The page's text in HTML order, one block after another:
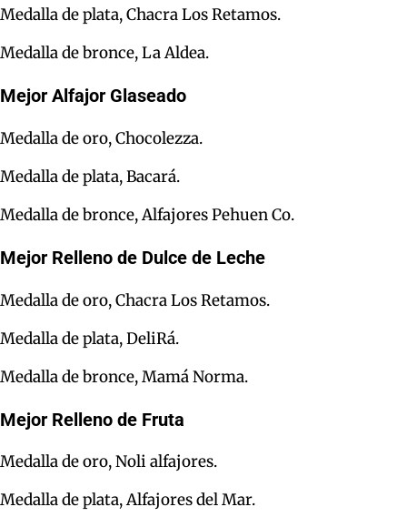
Medalla de plata, Chacra Los Retamos.
Medalla de bronce, La Aldea.
Mejor Alfajor Glaseado
Medalla de oro, Chocolezza.
Medalla de plata, Bacará.
Medalla de bronce, Alfajores Pehuen Co.
Mejor Relleno de Dulce de Leche
Medalla de oro, Chacra Los Retamos.
Medalla de plata, DeliRá.
Medalla de bronce, Mamá Norma.
Mejor Relleno de Fruta
Medalla de oro, Noli alfajores.
Medalla de plata, Alfajores del Mar.